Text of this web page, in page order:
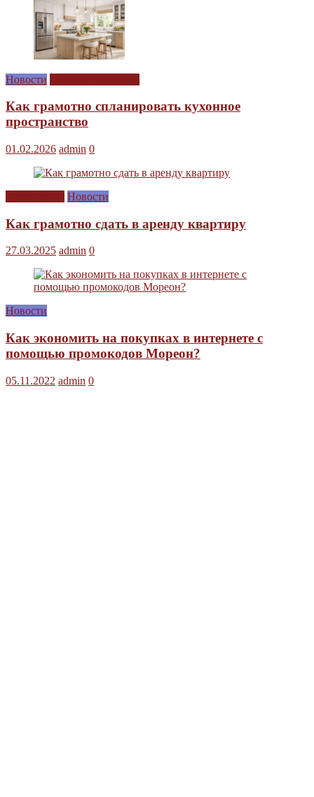
Новости
Как грамотно спланировать кухонное
пространство
01.02.2026 admin 0
Новости
Как грамотно сдать в аренду квартиру
27.03.2025 admin 0
Новости
Как экономить на покупках в интернете с
помощью промокодов Мореон?
05.11.2022 admin 0